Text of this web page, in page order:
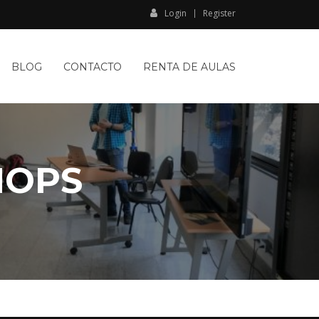
Login Register
BLOG CONTACTO RENTA DE AULAS